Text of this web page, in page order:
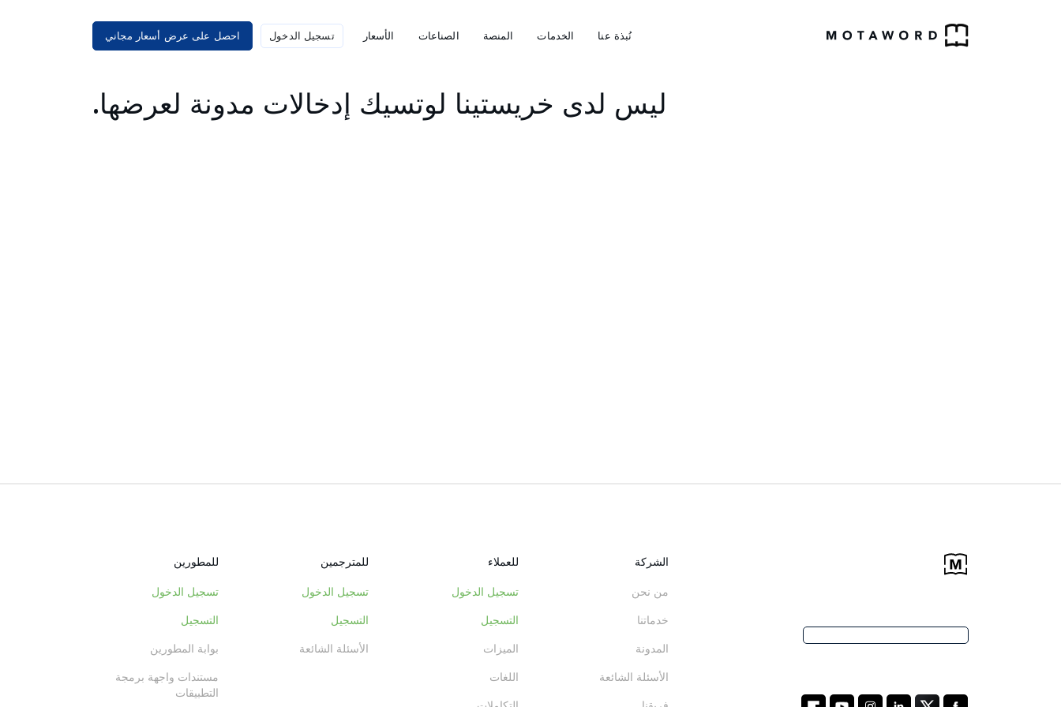
نُبذة عنا الخدمات المنصة الصناعات الأسعار تسجيل الدخول احصل على عرض أسعار مجاني
ليس لدى خريستينا لوتسيك إدخالات مدونة لعرضها.
الشركة
من نحن
خدماتنا
المدونة
الأسئلة الشائعة
للعملاء
تسجيل الدخول
التسجيل
الميزات
اللغات
للمترجمين
تسجيل الدخول
التسجيل
الأسئلة الشائعة
للمطورين
تسجيل الدخول
التسجيل
بوابة المطورين
مستندات واجهة برمجة
التطبيقات